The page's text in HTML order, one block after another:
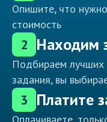
Опишите, что
стоимость
2 Находим
Подбираем лучших
задания, вы
3 Платите